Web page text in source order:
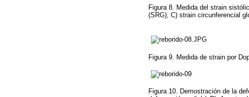
Figura 8. Medida del strain
(SRG); C) strain circunferencial
Figura 9. Medida de strain por
Figura 10. Demostración de la